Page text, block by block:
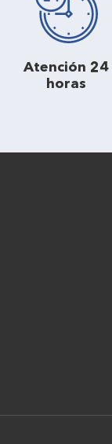
Atención 24
horas